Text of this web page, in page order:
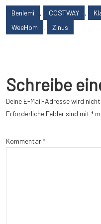
Benlemi , COSTWAY ,
WeeHom
, Zinus
Schreibe
Deine E-Mail-Adresse wird
Erforderliche Felder sind mit *
Kommentar*